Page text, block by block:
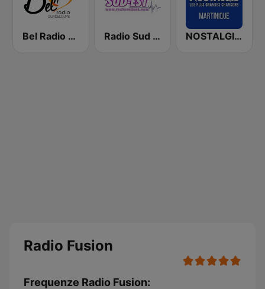
Bel Radio Guadeloupe Radio Sud Est NOSTALGIE MARTINIQUE
Radio Fusion
Frequenze Radio Fusion: